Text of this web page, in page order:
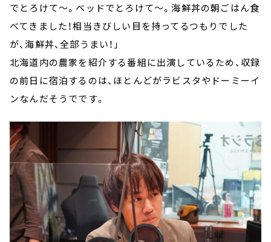
でとろけて～。ベッドでとろけて～。海鮮丼の朝ごはん食
べてきました！相当きびしい目を持ってるつもりでした
が、海鮮丼、全部うまい！」
北海道内の農家を紹介する番組に出演しているため、収録
の前日に宿泊するのは、ほとんどがラビスタやドーミーイ
ンなんだそうでです。